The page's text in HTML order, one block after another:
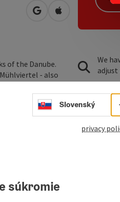
open in Google Maps
Open in Apple
of the Danube.
- also
We
To
Slovenský
privacy
súkromie